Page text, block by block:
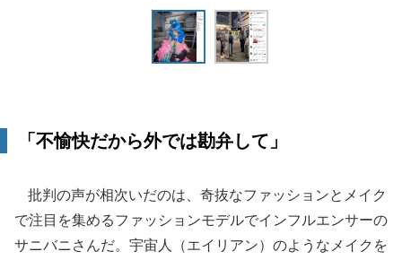
「不愉快だから外では勘弁して」
批判の声が相次いだのは、奇抜なファッションとメイク
で注目を集めるファッションモデルでインフルエンサーの
サニバニさんだ。宇宙人（エイリアン）のようなメイクを